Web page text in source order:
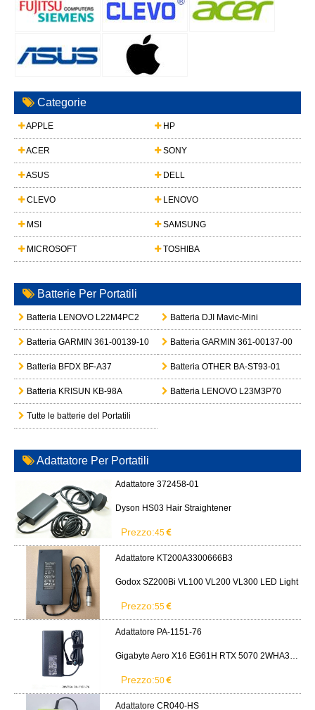
Categorie
APPLE HP
ACER SONY
ASUS DELL
CLEVO LENOVO
MSI SAMSUNG
MICROSOFT TOSHIBA
Batterie Per Portatili
Batteria LENOVO L22M4PC2 Batteria DJI Mavic-Mini
Batteria GARMIN 361-00139-10 Batteria GARMIN 361-00137-00
Batteria BFDX BF-A37 Batteria OTHER BA-ST93-01
Batteria KRISUN KB-98A Batteria LENOVO L23M3P70
Tutte le batterie del Portatili
Adattatore Per Portatili
Adattatore 372458-01
Dyson HS03 Hair Straightener
Prezzo:45
Adattatore KT200A3300666B3
Godox SZ200Bi VL100 VL200 VL300 LED Light
Prezzo:55
Adattatore PA-1151-76
Gigabyte Aero X16 EG61H RTX 5070 2WHA3USC64AH LITEON PA-1151-76 150W adapter
Prezzo:50
Adattatore CR040-HS